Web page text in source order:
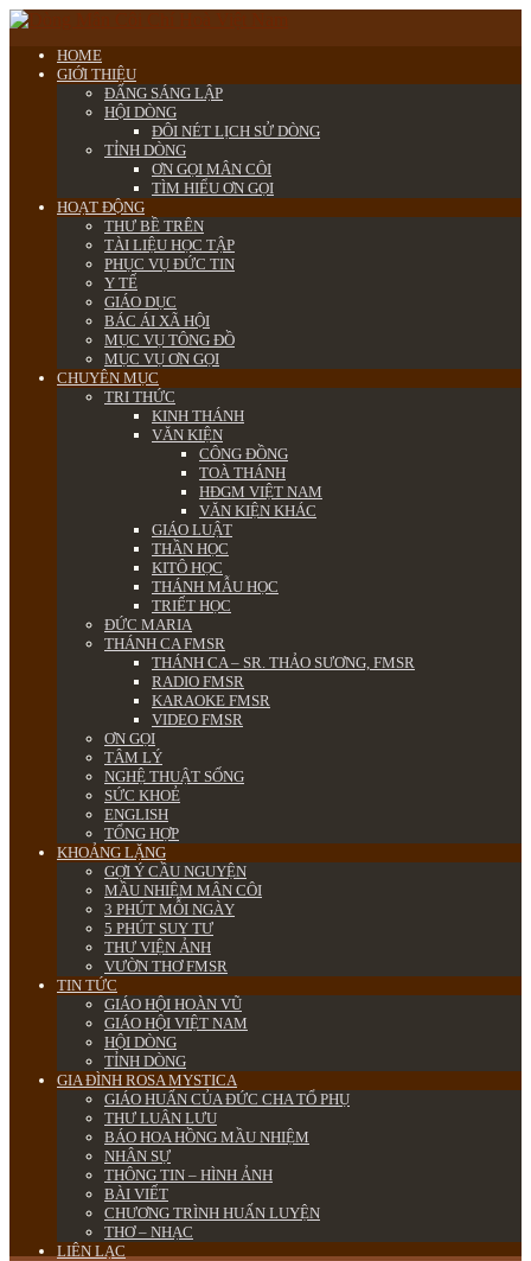
HOME
GIỚI THIỆU
ĐẤNG SÁNG LẬP
HỘI DÒNG
ĐÔI NÉT LỊCH SỬ DÒNG
TỈNH DÒNG
ƠN GỌI MÂN CÔI
TÌM HIỂU ƠN GỌI
HOẠT ĐỘNG
THƯ BỀ TRÊN
TÀI LIỆU HỌC TẬP
PHỤC VỤ ĐỨC TIN
Y TẾ
GIÁO DỤC
BÁC ÁI XÃ HỘI
MỤC VỤ TÔNG ĐỒ
MỤC VỤ ƠN GỌI
CHUYÊN MỤC
TRI THỨC
KINH THÁNH
VĂN KIỆN
CÔNG ĐỒNG
TOÀ THÁNH
HĐGM VIỆT NAM
VĂN KIỆN KHÁC
GIÁO LUẬT
THẦN HỌC
KITÔ HỌC
THÁNH MẪU HỌC
TRIẾT HỌC
ĐỨC MARIA
THÁNH CA FMSR
THÁNH CA – SR. THẢO SƯƠNG, FMSR
RADIO FMSR
KARAOKE FMSR
VIDEO FMSR
ƠN GỌI
TÂM LÝ
NGHỆ THUẬT SỐNG
SỨC KHOẺ
ENGLISH
TỔNG HỢP
KHOẢNG LẶNG
GỢI Ý CẦU NGUYỆN
MẦU NHIỆM MÂN CÔI
3 PHÚT MỖI NGÀY
5 PHÚT SUY TƯ
THƯ VIỆN ẢNH
VƯỜN THƠ FMSR
TIN TỨC
GIÁO HỘI HOÀN VŨ
GIÁO HỘI VIỆT NAM
HỘI DÒNG
TỈNH DÒNG
GIA ĐÌNH ROSA MYSTICA
GIÁO HUẤN CỦA ĐỨC CHA TỔ PHỤ
THƯ LUÂN LƯU
BÁO HOA HỒNG MẦU NHIỆM
NHÂN SỰ
THÔNG TIN – HÌNH ẢNH
BÀI VIẾT
CHƯƠNG TRÌNH HUẤN LUYỆN
THƠ – NHẠC
LIÊN LẠC